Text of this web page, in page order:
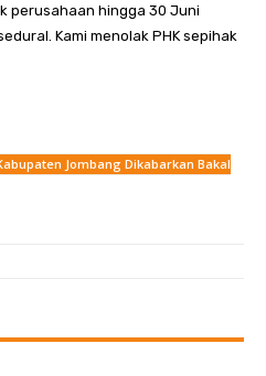
perusahaan hingga 30 Juni
Kami menolak PHK sepihak
Jombang Dikabarkan Bakal